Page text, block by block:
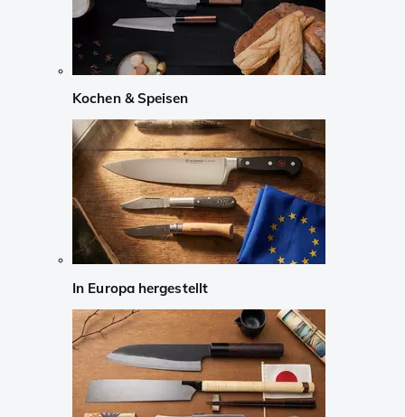
Kochen & Speisen
In Europa hergestellt